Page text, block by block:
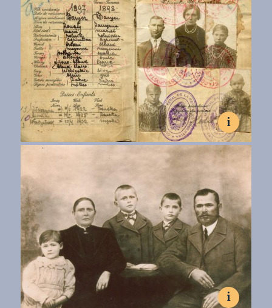
Wandzie
Familia Pastuszak desembarca del buque Guaira.
Fot. colección de la Asociación Argentino-Polaca en Wanda
i
6.05.1935, Buczacz, Polska.
Fot. zbiory Władysława Herbuta
Pasaporte de la familia Herbut.
Fot. colección de Władysław Herbut
i